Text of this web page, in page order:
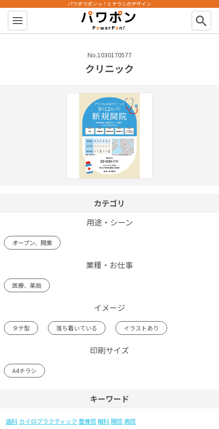
パワポン
パワポでポンっ！とチラシのデザイン
search
No.1030170577
クリニック
カテゴリ
用途・シーン
オープン、開業
業種・お仕事
医療、薬局
イメージ
タテ型 落ち着いている イラストあり
印刷サイズ
A4チラシ
キーワード
歯科 カイロプラクティック 整骨院 眼科開院 病院